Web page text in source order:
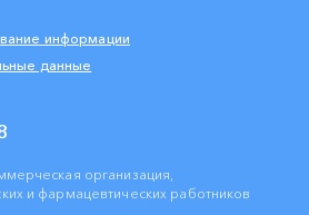
информации
данные
организация,
и фармацевтических работников